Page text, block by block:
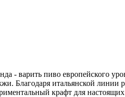
- варить пиво европейского
Благодаря итальянской линии
крафт для